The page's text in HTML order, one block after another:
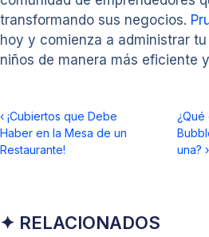
transformando sus negocios.
hoy y comienza a administrar
niños de manera más eficiente
‹ ¡Cubiertos que Debe
Haber en la Mesa de un
Restaurante!
una? ›
✦ RELACIONADOS